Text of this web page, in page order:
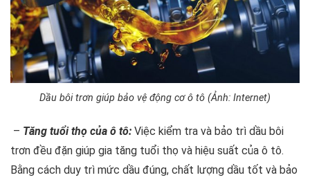
Dầu bôi trơn giúp bảo vệ động cơ ô tô (Ảnh: Internet)
– Tăng tuổi thọ của ô tô: Việc kiểm tra và bảo trì dầu bôi
trơn đều đặn giúp gia tăng tuổi thọ và hiệu suất của ô tô.
Bằng cách duy trì mức dầu đúng, chất lượng dầu tốt và bảo